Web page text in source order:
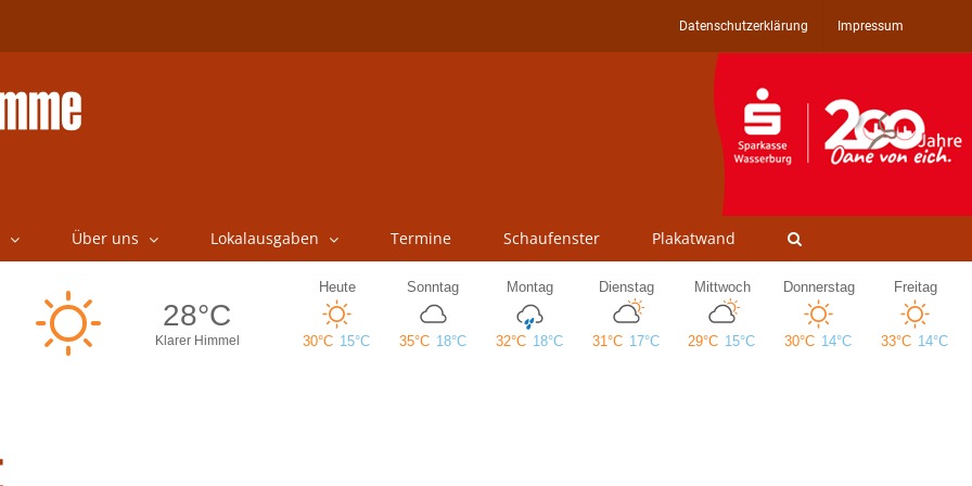
Datenschutzerklärung Impressum
Über uns Lokalausgaben Termine Schaufenster Plakatwand